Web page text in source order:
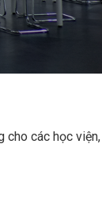
cho các học